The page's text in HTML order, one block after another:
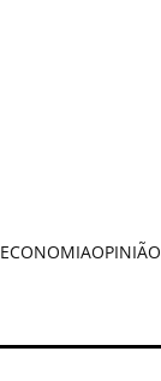
ECONOMIAOPINIÃO